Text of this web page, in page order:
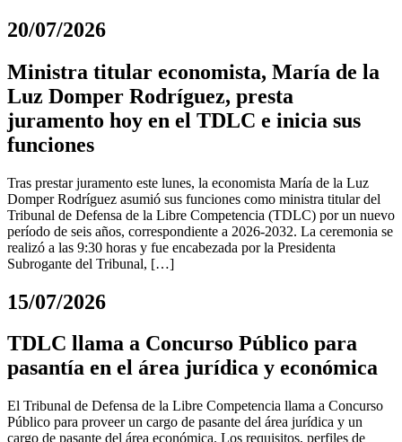
20/07/2026
Ministra titular economista, María de la
Luz Domper Rodríguez, presta
juramento hoy en el TDLC e inicia sus
funciones
Tras prestar juramento este lunes, la economista María de la Luz
Domper Rodríguez asumió sus funciones como ministra titular del
Tribunal de Defensa de la Libre Competencia (TDLC) por un nuevo
período de seis años, correspondiente a 2026-2032. La ceremonia se
realizó a las 9:30 horas y fue encabezada por la Presidenta
Subrogante del Tribunal, […]
15/07/2026
TDLC llama a Concurso Público para
pasantía en el área jurídica y económica
El Tribunal de Defensa de la Libre Competencia llama a Concurso
Público para proveer un cargo de pasante del área jurídica y un
cargo de pasante del área económica. Los requisitos, perfiles de